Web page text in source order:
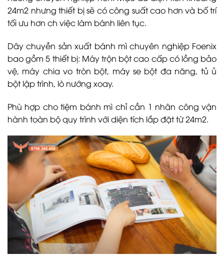
24m2 nhưng thiết bị sẽ có công suất cao hơn và bố trí
tối ưu hơn ch việc làm bánh liên tục.
Dây chuyền sản xuất bánh mì chuyên nghiệp Foenix
bao gồm 5 thiết bị: Máy trộn bột cao cấp có lồng bảo
vệ, máy chia vo tròn bột, máy se bột đa năng, tủ ủ
bột lập trình, lò nướng xoay.
Phù hợp cho tiệm bánh mì chỉ cần 1 nhân công vận
hành toàn bộ quy trình với diện tích lắp đặt từ 24m2.